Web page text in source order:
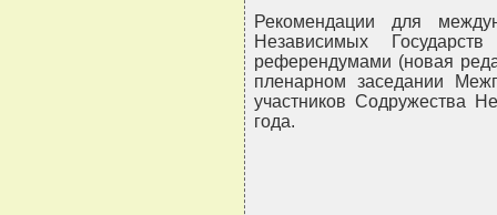
Рекомендации для
Независимых
референдумами (новая
пленарном заседании
участников Содружества
года.